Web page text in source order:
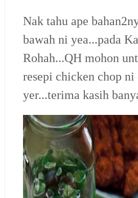
Nak tahu ape
bawah ni yea...pada
Rohah...QH mohon
resepi chicken chop ni
yer...terima kasih